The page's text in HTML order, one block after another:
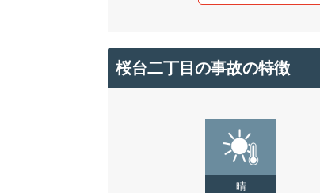
桜台二丁目の事故の特徴
晴